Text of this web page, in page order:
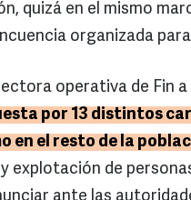
quizá en el mismo
organizada
operativa de Fin a
por 13 distintos
en el resto de la
explotación de